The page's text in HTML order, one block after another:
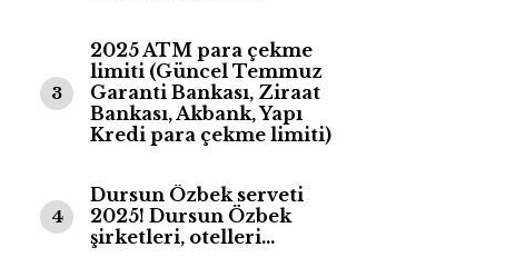
3
2025 ATM para çekme
limiti (Güncel Temmuz
Garanti Bankası, Ziraat
Bankası, Akbank, Yapı
Kredi para çekme limiti)
4
Dursun Özbek serveti
2025! Dursun Özbek
şirketleri, otelleri…